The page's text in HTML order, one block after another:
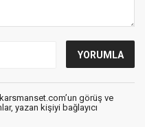
görüş ve
yazan kişiyi bağlayıcı